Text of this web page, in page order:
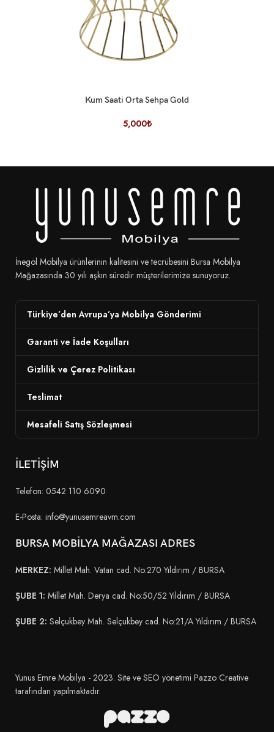
Kum Saati Orta Sehpa Gold
5,000₺
İnegöl Mobilya ürünlerinin kalitesini ve tecrübesini Bursa Mobilya
Mağazasında 30 yılı aşkın süredir müşterilerimize sunuyoruz.
Türkiye’den Avrupa’ya Mobilya Gönderimi
Garanti ve İade Koşulları
Gizlilik ve Çerez Politikası
Teslimat
Mesafeli Satış Sözleşmesi
İLETİŞİM
Telefon: 0542 110 6090
E-Posta: info@yunusemreavm.com
BURSA MOBİLYA MAĞAZASI ADRES
MERKEZ: Millet Mah. Vatan cad. No:270 Yıldırım / BURSA
ŞUBE 1: Millet Mah. Derya cad. No:50/52 Yıldırım / BURSA
ŞUBE 2: Selçukbey Mah. Selçukbey cad. No:21/A Yıldırım / BURSA
Yunus Emre Mobilya - 2023. Site ve SEO yönetimi Pazzo Creative
tarafından yapılmaktadır.